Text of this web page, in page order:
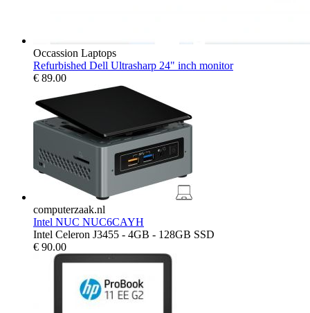
Occassion Laptops
Refurbished Dell Ultrasharp 24" inch monitor
€ 89.00
computerzaak.nl
Intel NUC NUC6CAYH
Intel Celeron J3455 - 4GB - 128GB SSD
€ 90.00